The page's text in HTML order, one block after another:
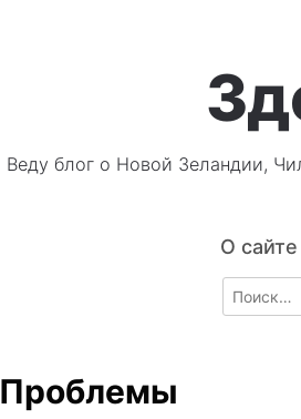
Веду блог о Новой Зеландии,
О сайте
Search
for:
Проблемы